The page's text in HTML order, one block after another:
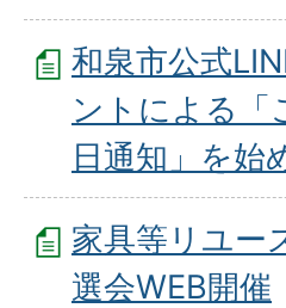
和泉市公式
ントによる「
日通知」を始
家具等リユー
選会WEB開催